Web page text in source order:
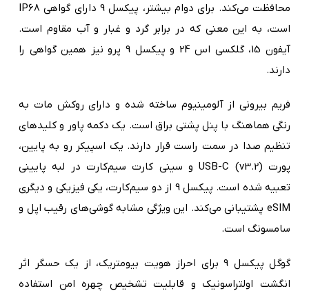
محافظت می‌کند. برای دوام بیشتر، پیکسل 9 دارای گواهی IP68
است، به این معنی که در برابر گرد و غبار و آب مقاوم است.
آیفون 15، گلکسی اس 24 و پیکسل 9 پرو نیز همین گواهی را
دارند.
فریم بیرونی از آلومینیوم ساخته شده و دارای روکش مات به
رنگی هماهنگ با پنل پشتی براق است. یک دکمه پاور و کلیدهای
تنظیم صدا در سمت راست قرار دارند. یک اسپیکر رو به پایین،
پورت USB-C (v3.2) و سینی کارت سیم‌کارت در لبه پایینی
تعبیه شده است. پیکسل 9 از دو سیم‌کارت، یکی فیزیکی و دیگری
eSIM پشتیبانی می‌کند. این ویژگی مشابه گوشی‌های رقیب اپل و
سامسونگ است.
گوگل پیکسل 9 برای احراز هویت بیومتریک، از یک حسگر اثر
انگشت اولتراسونیک و قابلیت تشخیص چهره امن استفاده